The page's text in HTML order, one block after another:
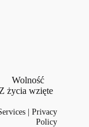
Wolność
Z życia wzięte
|Privacy
Policy